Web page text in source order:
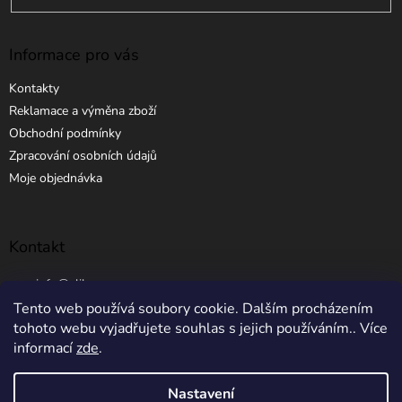
Tento web používá soubory cookie. Dalším procházením
tohoto webu vyjadřujete souhlas s jejich používáním.. Více
informacízde.
Nastavení
Informace pro vás
Kontakty
Reklamace a výměna zboží
Obchodní podmínky
Zpracování osobních údajů
Moje objednávka
Kontakt
info @ elibros.cz
+420 734 184 444